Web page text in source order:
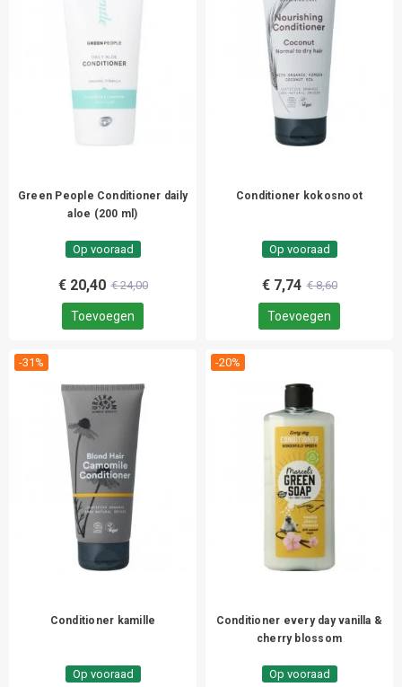
Green People Conditioner daily
aloe (200 ml)
Op vooraad
€ 20,40 € 24,00
Toevoegen
Conditioner kokosnoot
Op vooraad
€ 7,74 € 8,60
Toevoegen
-31%
Conditioner kamille
Op vooraad
-20%
Conditioner every day vanilla &
cherry blossom
Op vooraad